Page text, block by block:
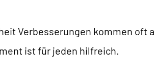
Verbesserungen kommen oft
ist für jeden hilfreich.